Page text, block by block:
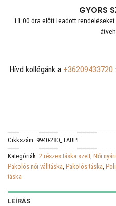
GYORS
11:00 óra előtt leadott
Hívd kollégánk a +36209433720
Cikkszám: 9940-280_TAUPE
Kategóriák: 2 részes táska szett, Női
Pakolós női válltáska, Pakolós táska,
táska
LEÍRÁS